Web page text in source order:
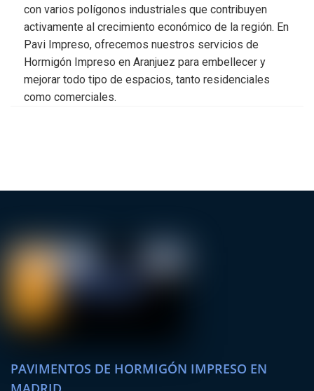
con varios polígonos industriales que contribuyen
activamente al crecimiento económico de la región. En
Pavi Impreso, ofrecemos nuestros servicios de
Hormigón Impreso en Aranjuez para embellecer y
mejorar todo tipo de espacios, tanto residenciales
como comerciales.
PAVIMENTOS DE HORMIGÓN IMPRESO EN